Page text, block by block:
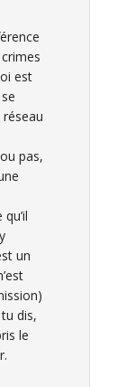
est
pas,
un
dis,
le